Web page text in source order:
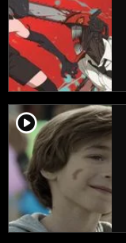
player2